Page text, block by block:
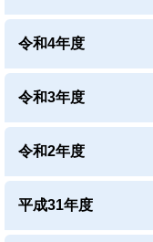
令和4年度
令和3年度
令和2年度
平成31年度